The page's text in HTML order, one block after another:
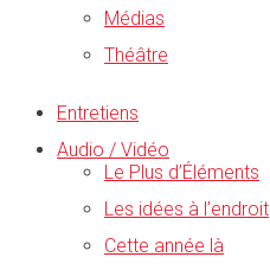
Médias
Théâtre
Entretiens
Audio / Vidéo
Le Plus d’Éléments
Les idées à l’endroit
Cette année là